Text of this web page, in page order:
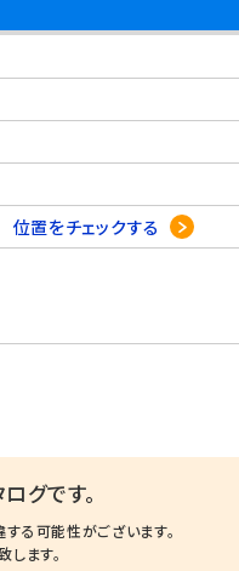
位置をチェックする
グです。
る可能性がございます。
ます。